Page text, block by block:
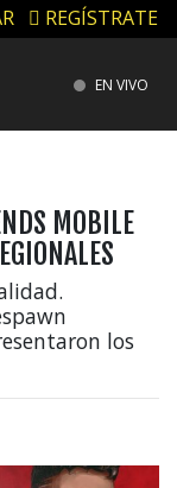
REGÍSTRATE
EN VIVO
MOBILE
los